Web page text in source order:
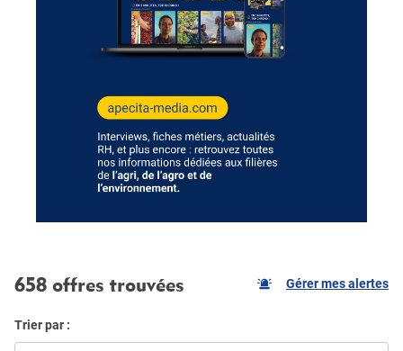
658 offres trouvées Gérer mes alertes
Trier par :